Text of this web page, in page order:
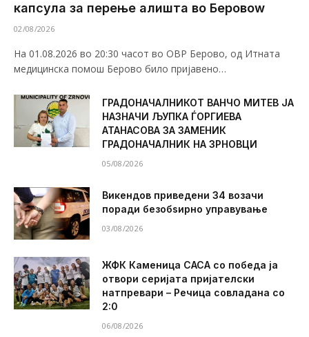
капсула за перење алишта во Беровоw
02/08/2026
На 01.08.2026 во 20:30 часот во ОВР Берово, од Итната
медицинска помош Берово било пријавено…
ГРАДОНАЧАЛНИКОТ ВАНЧО МИТЕВ ЈА
НАЗНАЧИ ЉУПКА ЃОРГИЕВА
АТАНАСОВА ЗА ЗАМЕНИК
ГРАДОНАЧАЛНИК НА ЗРНОВЦИ
05/08/2026
Викендов приведени 34 возачи
поради безобѕирно управување
03/08/2026
ЖФК Каменица САСА со победа ја
отвори серијата пријателски
натпревари – Речица совладана со
2:0
06/08/2026